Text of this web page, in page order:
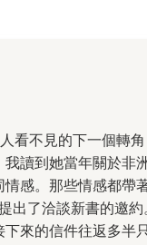
讀到她當年關於非
感。那些情感都帶
出了洽談新書的邀
來的信件往返多半